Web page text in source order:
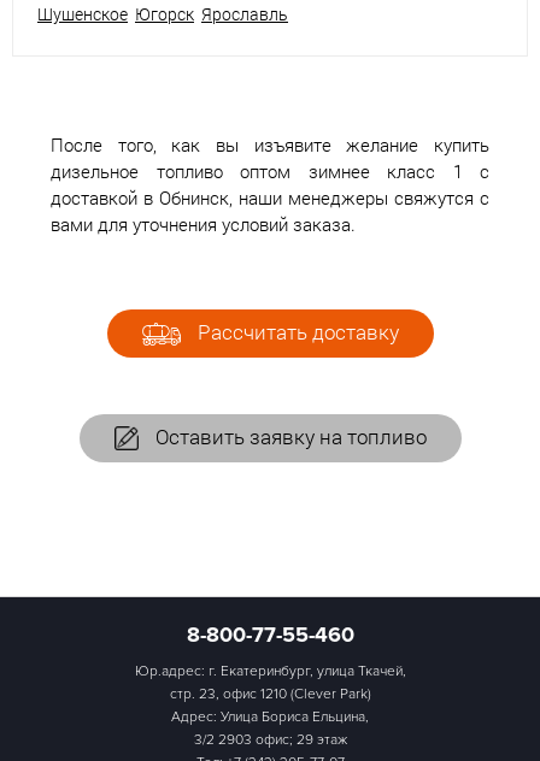
Шушенское Югорск Ярославль
После того, как вы изъявите желание купить
дизельное топливо оптом зимнее класс 1 с
доставкой в Обнинск, наши менеджеры свяжутся с
вами для уточнения условий заказа.
Рассчитать доставку
Оставить заявку на топливо
8-800-77-55-460
Юр.адрес: г. Екатеринбург, улица Ткачей,
стр. 23, офис 1210 (Clever Park)
Адрес: Улица Бориса Ельцина,
3/2 2903 офис; 29 этаж